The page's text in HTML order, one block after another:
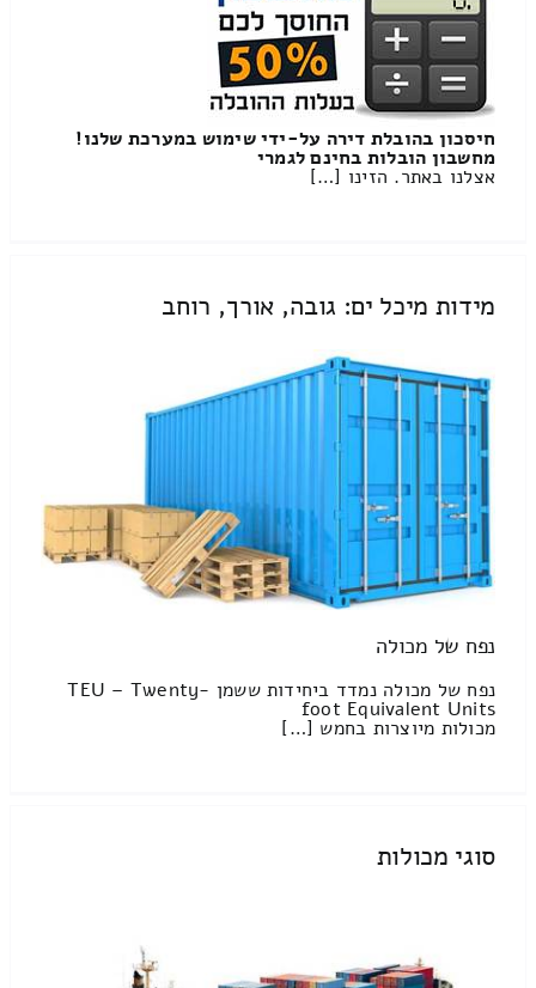
חיסכון בהובלת דירה על-ידי שימוש במערכת שלנו!
מחשבון הובלות בחינם לגמרי
אצלנו באתר. הזינו […]
מידות מיכל ים: גובה, אורך, רוחב
נפח של מכולה
נפח של מכולה נמדד ביחידות ששמן TEU – Twenty-
foot Equivalent Units
מכולות מיוצרות בחמש […]
סוגי מכולות